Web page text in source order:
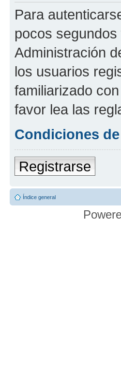
Para
pocos
Administración
los usuarios
familiarizado
favor lea las
Condiciones
Registrarse
Índice general